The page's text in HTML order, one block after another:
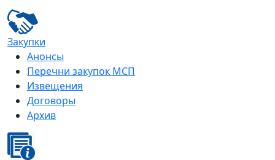
Закупки
Анонсы
Перечни закупок МСП
Извещения
Договоры
Архив